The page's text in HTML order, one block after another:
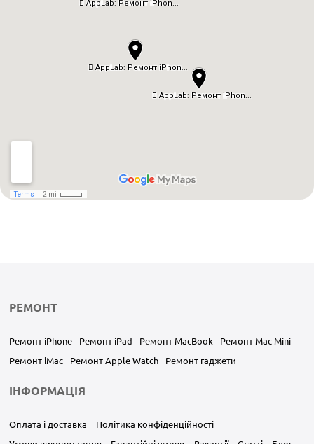
РЕМОНТ
Ремонт iPhone Ремонт iPad Ремонт MacBook
Ремонт Mac Mini
Ремонт iMac
Ремонт Apple Watch Ремонт гаджети
ІНФОРМАЦІЯ
Оплата і доставка
Політика конфіденційності